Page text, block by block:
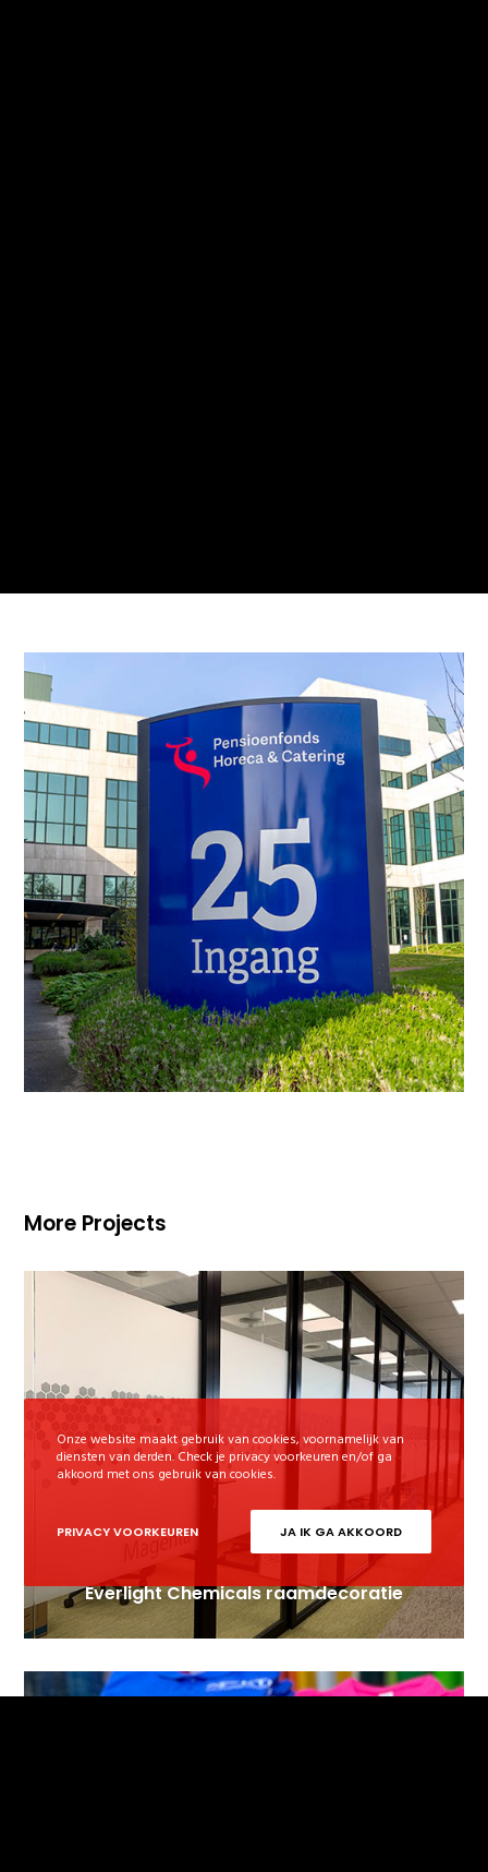
More Projects
Everlight Chemicals raamdecoratie
Onze website maakt gebruik van cookies, voornamelijk van
diensten van derden. Check je privacy voorkeuren en/of ga
akkoord met ons gebruik van cookies.
PRIVACY VOORKEUREN JA IK GA AKKOORD